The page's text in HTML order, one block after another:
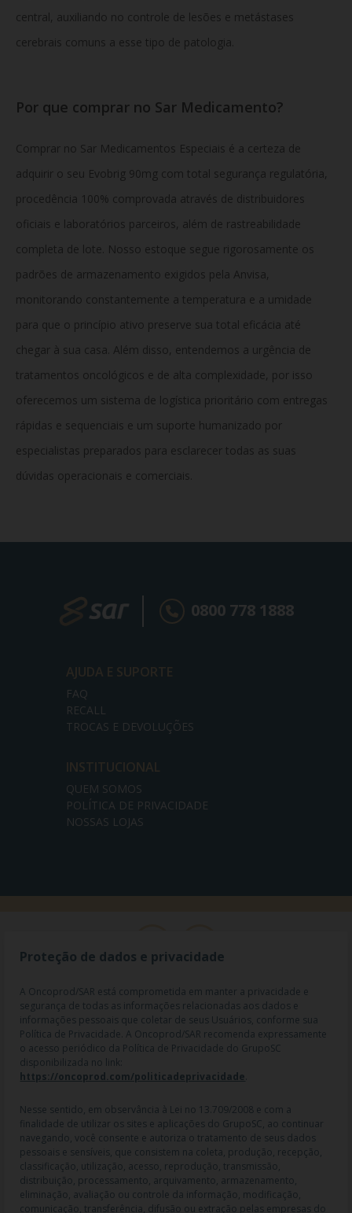
central, auxiliando no controle de lesões e metástases
cerebrais comuns a esse tipo de patologia.
Por que comprar no Sar Medicamento?
Comprar no Sar Medicamentos Especiais é a certeza de
adquirir o seu Evobrig 90mg com total segurança regulatória,
procedência 100% comprovada através de distribuidores
oficiais e laboratórios parceiros, além de rastreabilidade
completa de lote. Nosso estoque segue rigorosamente os
padrões de armazenamento exigidos pela Anvisa,
monitorando constantemente a temperatura e a umidade
para que o princípio ativo preserve sua total eficácia até
chegar à sua casa. Além disso, entendemos a urgência de
tratamentos oncológicos e de alta complexidade, por isso
oferecemos um sistema de logística prioritário com entregas
rápidas e sequenciais e um suporte humanizado por
especialistas preparados para esclarecer todas as suas
dúvidas operacionais e comerciais.
0800 778 1888
AJUDA E SUPORTE
FAQ
RECALL
TROCAS E DEVOLUÇÕES
INSTITUCIONAL
QUEM SOMOS
POLÍTICA DE PRIVACIDADE
NOSSAS LOJAS
RAZÃO SOCIAL: ONCO PROD DIST. DE PROD. HOSP. E ONCOL. LTDA |
04.307.650/0019-64 | IE: 119.242.793.110 | Endereço R: Olimpíadas, nº
100 2º andar CJ 21 22 - Vila Olímpia - SP | Cep: 04551-000 |
Farmacêutico responsável: Dra. Gislaine Lopes de Jesus - CRF/SP 47509
| AFE: 7.60997-7 | CMVS: 355030801-477-010609-1-0.
As informações contidas neste site não devem ser usadas para
automedicação e não substituem, em hipótese alguma, as orientações
dadas pelo profissional da área médica. Somente o médico está apto a
Proteção de dados e privacidade
A Oncoprod/SAR está comprometida em manter a privacidade e
segurança de todas as informações relacionadas aos dados e
informações pessoais que coletar de seus Usuários, conforme sua
Política de Privacidade. A Oncoprod/SAR recomenda expressamente
o acesso periódico da Política de Privacidade do GrupoSC
disponibilizada no link:
https://oncoprod.com/politicadeprivacidade
Nesse sentido, em observância à Lei no 13.709/2008 e com a
finalidade de utilizar os sites e aplicações do GrupoSC, ao continuar
navegando, você consente e autoriza o tratamento de seus dados
pessoais e sensíveis, que consistem na coleta, produção, recepção,
classificação, utilização, acesso, reprodução, transmissão,
distribuição, processamento, arquivamento, armazenamento,
eliminação, avaliação ou controle da informação, modificação,
comunicação, transferência, difusão ou extração pelas empresas do